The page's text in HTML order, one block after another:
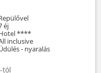
éj
****
inclusive
- nyaralás
tól